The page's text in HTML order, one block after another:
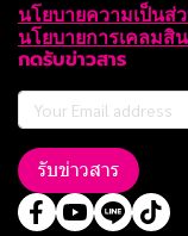
นโยบายความเป็นส่
นโยบายการเคลม
กดรับข่าวสาร
รับข่าวสาร